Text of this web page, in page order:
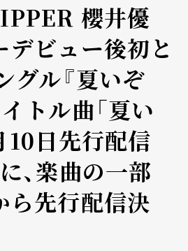
櫻井優
デビュー後初と
グル『夏いぞ
トル曲「夏い
10日先行配信
、楽曲の一部
ら先行配信決